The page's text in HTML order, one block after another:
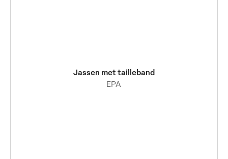
Jassen met tailleband
EPA